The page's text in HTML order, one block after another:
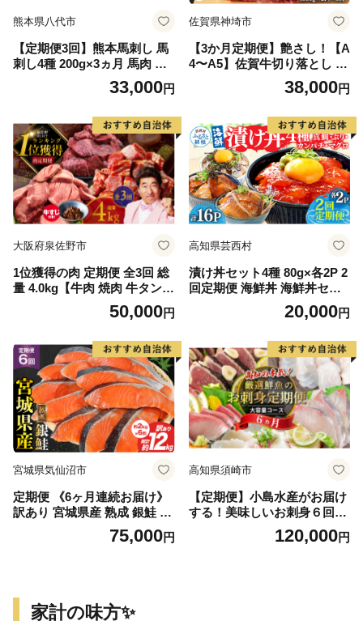
熊本県八代市
【定期便3回】熊本馬刺し 馬
刺し4種 200g×3ヵ月 馬肉 熊
本名物 馬刺し 馬 肉 生食 上
赤身 中トロ ロース ユッケ 食
33,000円
佐賀県神埼市
【3か月定期便】艶さし！【A
4〜A5】佐賀牛切り落とし 1k
g(500g×2P)×3回【肉 牛肉 ブ
ランド牛 黒毛和牛 ふるさと
38,000円
大阪府泉佐野市
1位獲得の肉 定期便 全3回 総
量 4.0kg【牛肉 焼肉 牛タン
ハラミ 牛ヒレ お肉 福袋 訳あ
り サイズ不揃い 毎月配送コ
50,000円
高知県芸西村
漬け丼セット4種 80g×各2P 2
回定期便 海鮮丼 海鮮丼セッ
ト 真鯛 ブリ カンパチ マグロ
海鮮 漬け お茶漬け 鯛 ぶり
け パック ご飯 晩御飯 惣菜
刺身 冷凍 配送
20,000円
宮城県気仙沼市
定期便 《6ヶ月連続お届け》
訳あり 宮城県産 熟成 銀鮭 切
身 約2kg×6回 計12kg [宮城東
洋 宮城県 気仙沼市 2056449
支援 サーモン
75,000円
高知県須崎市
【定期便】小島水産がお届け
する！美味しいお刺身６回コ
120,000円
家計の味方✨